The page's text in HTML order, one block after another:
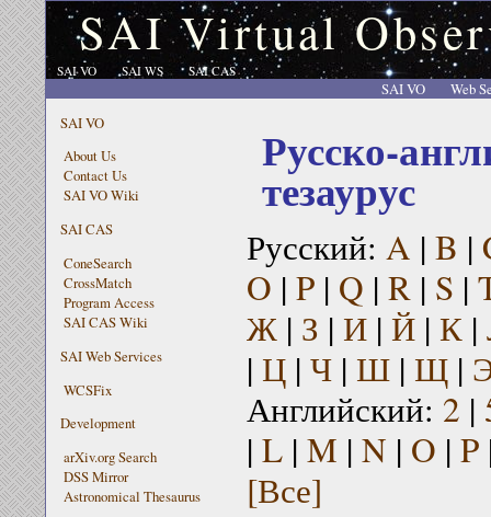
SAI Virtual
SAI VO SAI WS SAI CAS
SAI VO
Web
SAI VO
About Us
Contact Us
SAI VO Wiki
SAI CAS
ConeSearch
CrossMatch
Program Access
SAI CAS Wiki
SAI Web Services
WCSFix
Development
arXiv.org Search
DSS Mirror
Astronomical Thesaurus
Русско-
тезаурус
Русский: A | B |
O | P| Q | R| S |
Ж| З | И| Й| К|
| Ц| Ч| Ш| Щ|
Английский: 2 |
| L| M | N | O | P
[Все]